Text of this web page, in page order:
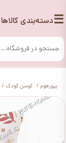
☰دسته‌بندی کالاها
پیورهوم کوسن کودک